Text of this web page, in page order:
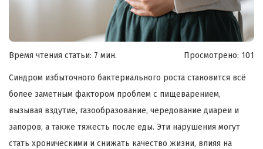
Время чтения статьи: 7 мин. Просмотрено: 101
Синдром избыточного бактериального роста становится всё
более заметным фактором проблем с пищеварением,
вызывая вздутие, газообразование, чередование диареи и
запоров, а также тяжесть после еды. Эти нарушения могут
стать хроническими и снижать качество жизни, влияя на